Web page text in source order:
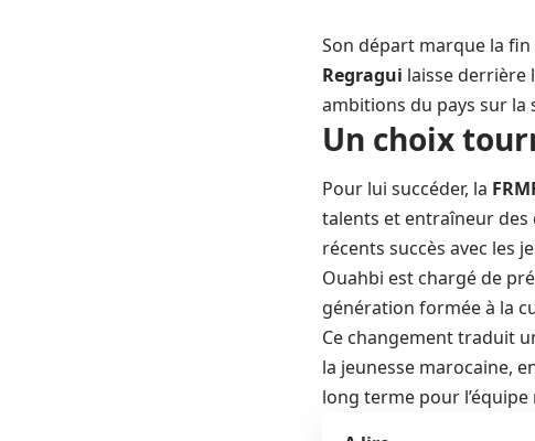
Son départ marque la
Regragui laisse derrière
ambitions du pays sur la
Un choix
Pour lui succéder, la
talents et entraîneur des
récents succès avec les
Ouahbi est chargé de
génération formée à la
Ce changement traduit
la jeunesse marocaine,
long terme pour l’équipe